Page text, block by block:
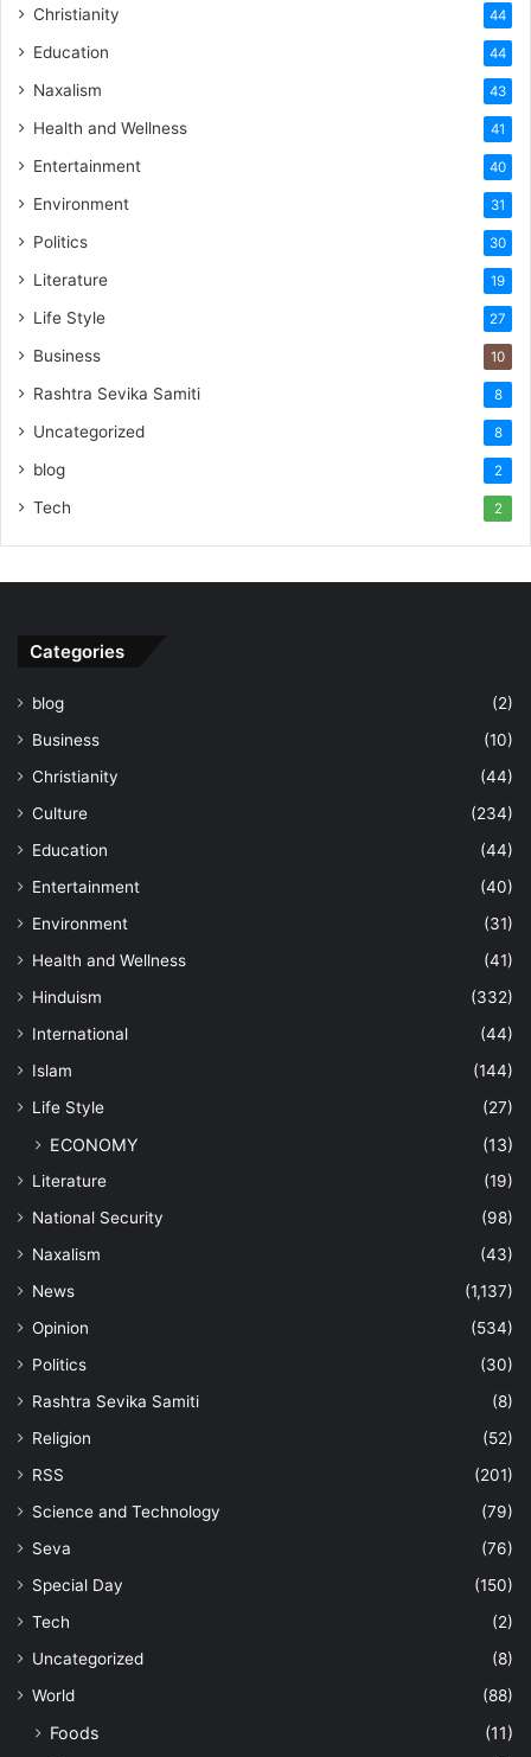
Christianity 44
Education 44
Naxalism 43
Health and Wellness 41
Entertainment 40
Environment 31
Politics 30
Literature 19
Life Style 27
Business 10
Rashtra Sevika Samiti 8
Uncategorized 8
blog 2
Tech 2
Categories
blog
(2)
Business
(10)
Christianity
(44)
Culture
(234)
Education
(44)
Entertainment
(40)
Environment
(31)
Health and Wellness
(41)
Hinduism
(332)
International
(44)
Islam
(144)
Life Style
(27)
ECONOMY (13)
Literature
(19)
National Security
(98)
Naxalism
(43)
News
(1,137)
Opinion
(534)
Politics
(30)
Rashtra Sevika Samiti
(8)
Religion
(52)
RSS
(201)
Science and Technology
(79)
Seva
(76)
Special Day
(150)
Tech
(2)
Uncategorized
(8)
World
(88)
Foods
(11)